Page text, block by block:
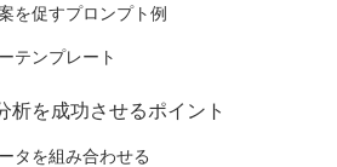
を促すプロンプト例
テンプレート
を成功させるポイント
タを組み合わせる